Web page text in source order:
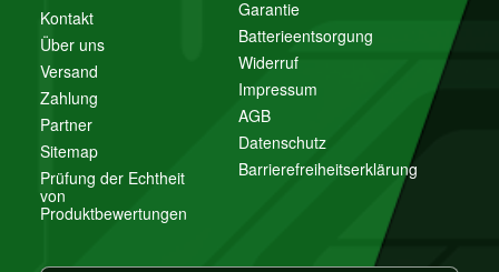
Kontakt
Über uns
Versand
Zahlung
Partner
Sitemap
Prüfung der Echtheit
von
Produktbewertungen
Garantie
Batterieentsorgung
Widerruf
Impressum
AGB
Datenschutz
Barrierefreiheitserklärung